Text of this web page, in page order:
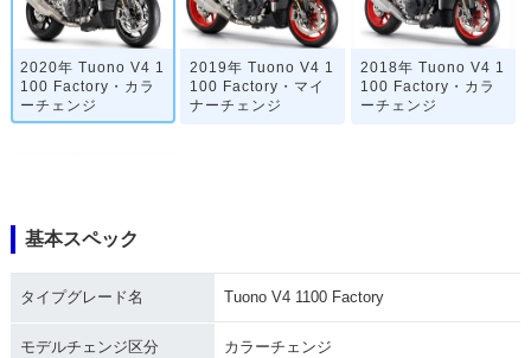
2020年 Tuono V4 1
100 Factory・カラ
ーチェンジ
2019年 Tuono V4 1
100 Factory・マイ
ナーチェンジ
2018年 Tuono V4 1
100 Factory・カラ
ーチェンジ
2017年 Tuono V4 1
100 Factory・新登
基本スペック
タイプグレード名 Tuono V4 1100 Factory
モデルチェンジ区分 カラーチェンジ